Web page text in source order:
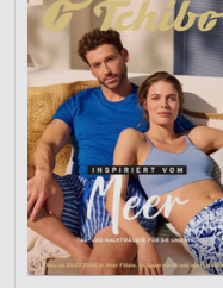
Notwendig
Performance
Funktional
Werbung